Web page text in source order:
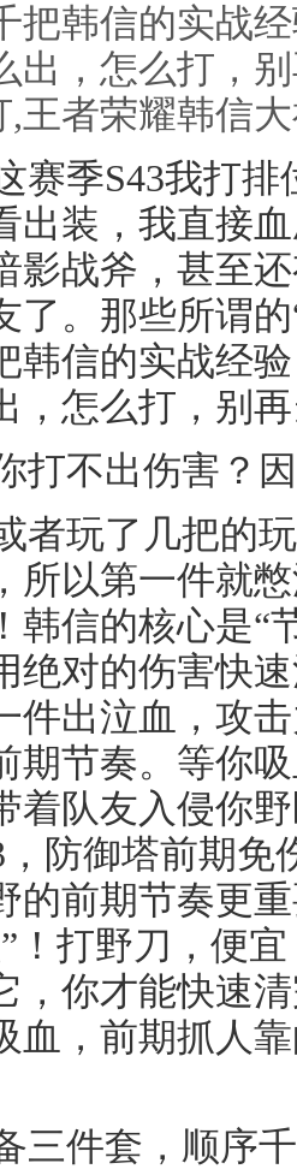
把韩信的实战
出，怎么打，
,王者荣耀韩信
赛季S43我打
出装，我直接
影战斧，甚至
了。那些所谓
韩信的实战经
，怎么打，别
打不出伤害？
者玩了几把的
所以第一件就
韩信的核心是“
绝对的伤害快
件出泣血，攻
期节奏。等你
着队友入侵你
防御塔前期
的前期节奏更
！打野刀，便
，你才能快速
血，前期抓人
三件套，顺序